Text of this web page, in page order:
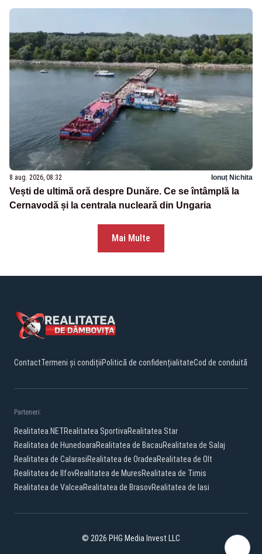
8 aug. 2026, 08:32 Ionuț Nichita
Vești de ultimă oră despre Dunăre. Ce se întâmplă la
Cernavodă și la centrala nucleară din Ungaria
Mai Multe
ContactTermeni și condițiiPolitică de confidențialitateCod de conduită
Parteneri:
Realitatea.NETRealitatea SportivaRealitatea Star
Realitatea de HunedoaraRealitatea de BacauRealitatea de Salaj
Realitatea de CalarasiRealitatea de OradeaRealitatea de Olt
Realitatea de IlfovRealitatea de MuresRealitatea de Timis
Realitatea de ValceaRealitatea de BrasovRealitatea de Iasi
© 2026 PHG Media Invest LLC